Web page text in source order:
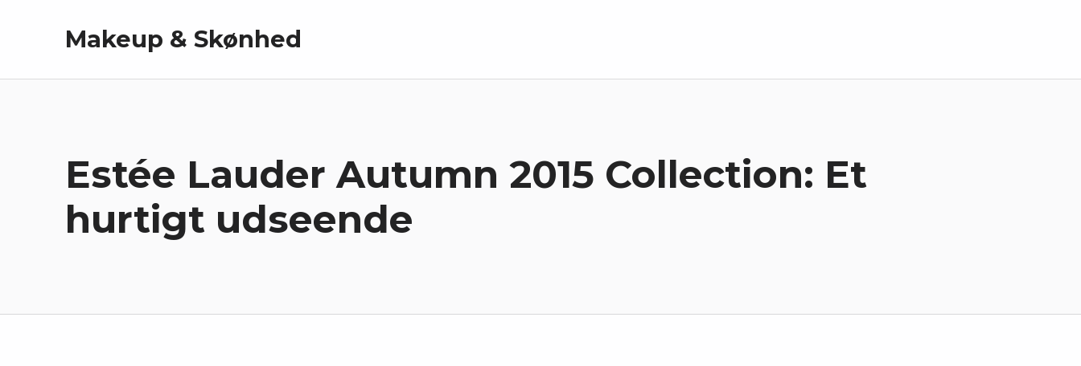
Makeup & Skønhed
Estée Lauder Autumn 2015 Collection: Et
hurtigt udseende